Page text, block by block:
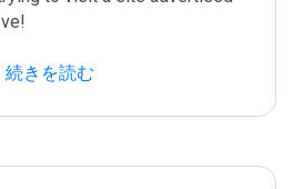
続きを読む